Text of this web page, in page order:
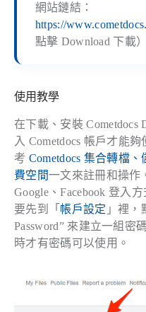
網站鏈結：
https://
點擊 Download 下載）
使用教學
在下載、安裝 Cometdocs
入 Cometdocs 帳戶才能
考 Cometdocs 集合轉檔
費空間一文來註冊和操作
Google、Facebook 登入
要先到「 帳戶設定 」裡，
Password” 來建立一組密
時才有密碼可以使用。